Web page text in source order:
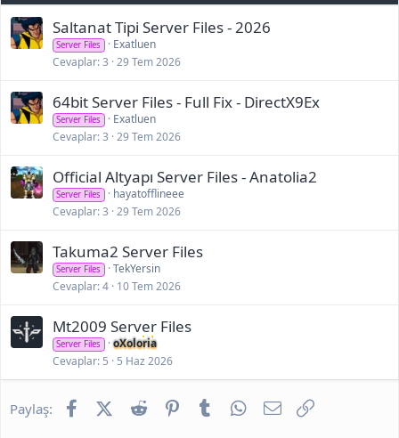
Saltanat Tipi Server Files - 2026
Server Files
Exatluen
Cevaplar 3 29 Tem 2026
64bit Server Files - Full Fix - DirectX9Ex
Server Files
Exatluen
Cevaplar 3 29 Tem 2026
Official Altyapı Server Files - Anatolia2
Server Files
hayatofflineee
Cevaplar 3 29 Tem 2026
Takuma2 Server Files
Server Files
TekYersin
Cevaplar 4 10 Tem 2026
Mt2009 Server Files
Server Files
oXoloria
Cevaplar 5 5 Haz 2026
Paylaş: FacebookX (Twitter)
Reddit PinterestTumblr WhatsApp
E-posta